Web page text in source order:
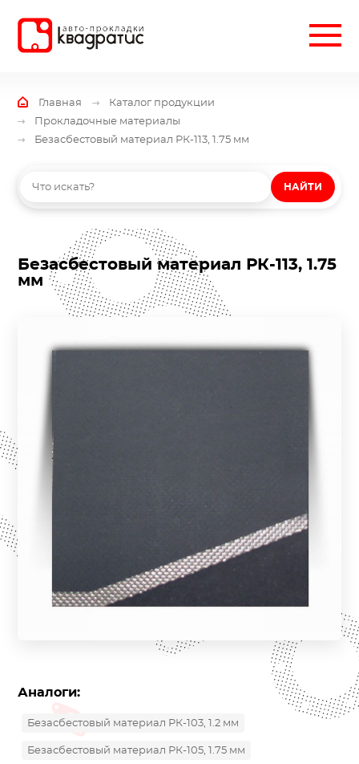
Главная
Каталог продукции
Прокладочные материалы
Безасбестовый материал РК-113, 1.75 мм
НАЙТИ
Безасбестовый материал РК-113, 1.75
мм
Аналоги:
Безасбестовый материал РК-103, 1.2 мм
Безасбестовый материал РК-105, 1.75 мм